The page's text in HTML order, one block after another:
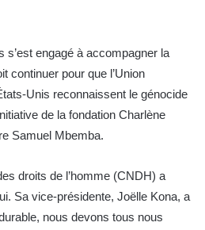
s’est engagé à accompagner la
continuer pour que l’Union
Unis reconnaissent le génocide
de la fondation Charlène
Samuel Mbemba.
droits de l’homme (CNDH) a
Sa vice-présidente, Joëlle Kona, a
nous devons tous nous